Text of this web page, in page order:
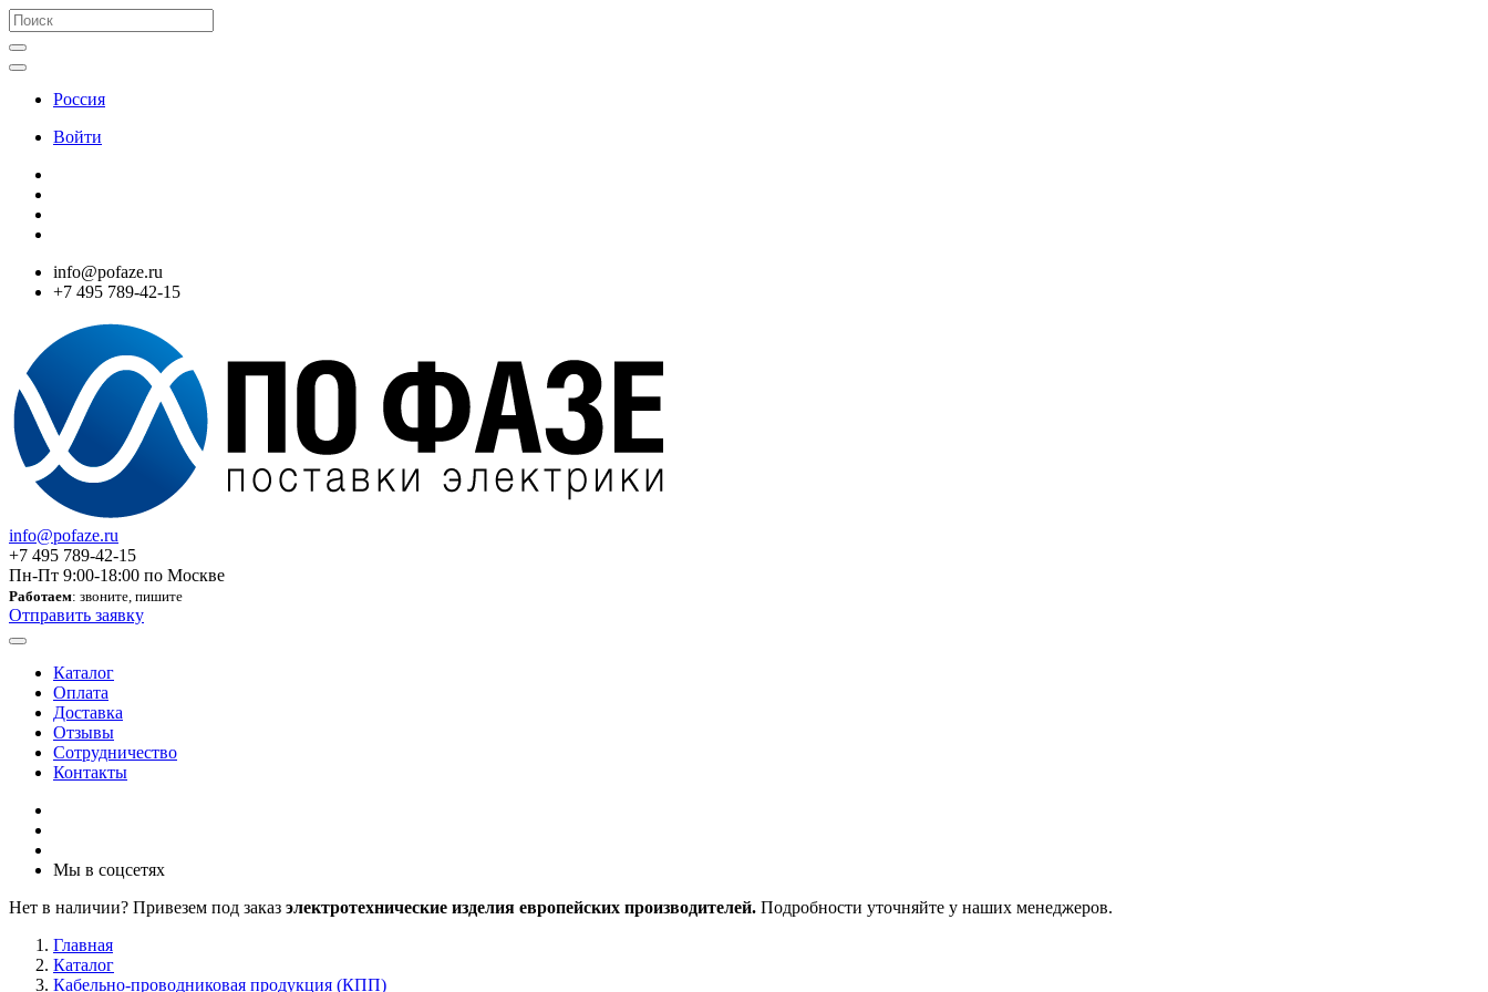
Россия
Войти
info@pofaze.ru
+7 495 789-42-15
info@pofaze.ru
+7 495 789-42-15
Пн-Пт 9:00-18:00 по Москве
Работаем: звоните, пишите
Отправить заявку
Каталог
Оплата
Доставка
Отзывы
Сотрудничество
Контакты
Мы в соцсетях
Нет в наличии? Привезем под заказ электротехнические изделия европейских производителей. Подробности уточняйте у наших менеджеров.
Главная
Каталог
Кабельно-проводниковая продукция (КПП)